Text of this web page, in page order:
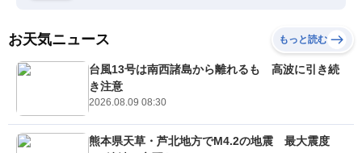
お天気ニュース もっと読む
台風13号は南西諸島から離れるも 高波に引き続
き注意
2026.08.09 08:30
熊本県天草・芦北地方でM4.2の地震 最大震度